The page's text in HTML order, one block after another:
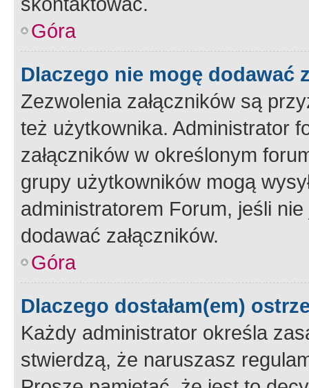
Góra
Dlaczego nie mogę dodawać
Zezwolenia załączników są
też użytkownika. Administrator
załączników w określonym
grupy użytkowników mogą
administratorem Forum, jeśli
dodawać załączników.
Góra
Dlaczego dostałam(em)
Każdy administrator określa
stwierdzą, że naruszasz